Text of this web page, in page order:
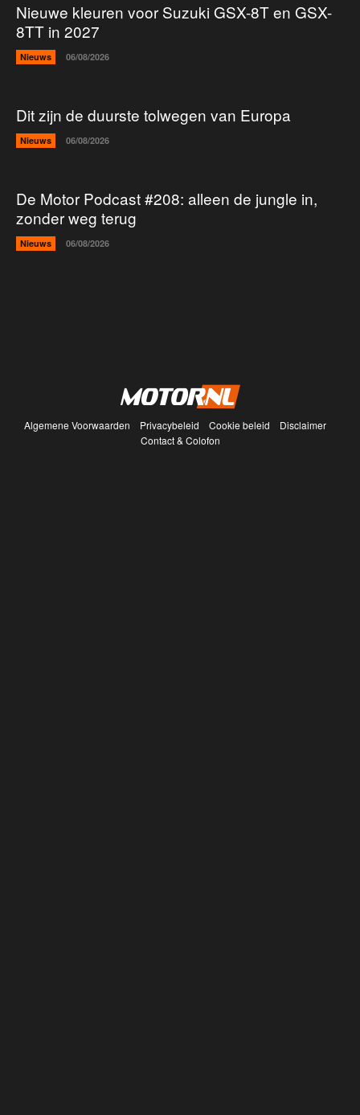
Nieuwe kleuren voor Suzuki GSX-8T en GSX-
8TT in 2027
Nieuws 06/08/2026
Dit zijn de duurste tolwegen van Europa
Nieuws 06/08/2026
De Motor Podcast #208: alleen de jungle in,
zonder weg terug
Nieuws 06/08/2026
Algemene Voorwaarden Privacybeleid Cookie beleid
Disclaimer
Contact & Colofon